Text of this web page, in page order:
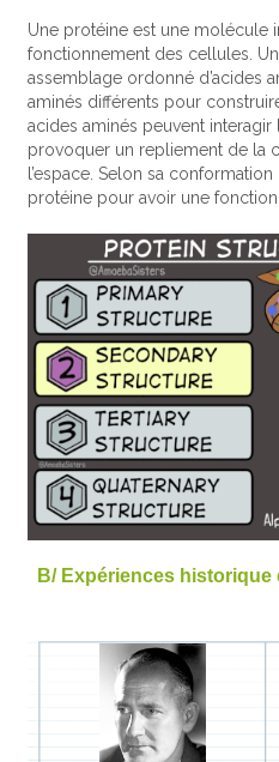
Une protéine est une molécule
fonctionnement des cellules.
assemblage ordonné d’acides
aminés différents pour
acides aminés peuvent interagir
provoquer un repliement de la
l’espace. Selon sa
protéine pour avoir une fonction
B/ Expériences historique